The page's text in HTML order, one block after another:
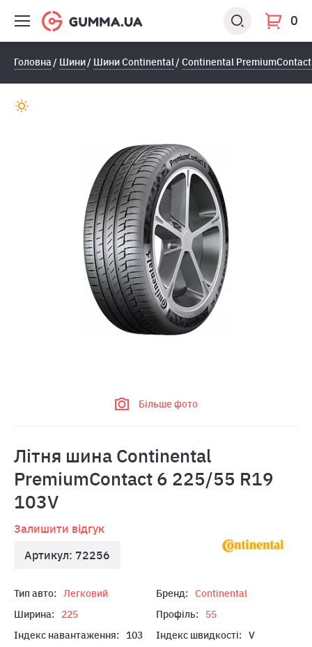
0
Головна Шини Шини Continental Continental
Більше фото
Літня шина Continental
PremiumContact 6 225/55 R19
103V
Залишити відгук
Артикул: 72256
Тип авто: Легковий Бренд:
Continental
Ширина:
225 Профіль:
55
Індекс навантаження:
103 Індекс швидкості: V